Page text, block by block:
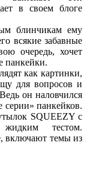
в своем блоге
блинчикам ему
всякие забавные
очередь, хочет
панкейки.
как картинки,
для вопросов и
он наловчился
серии» панкейков.
SQUEEZY с
жидким тестом.
включают темы из